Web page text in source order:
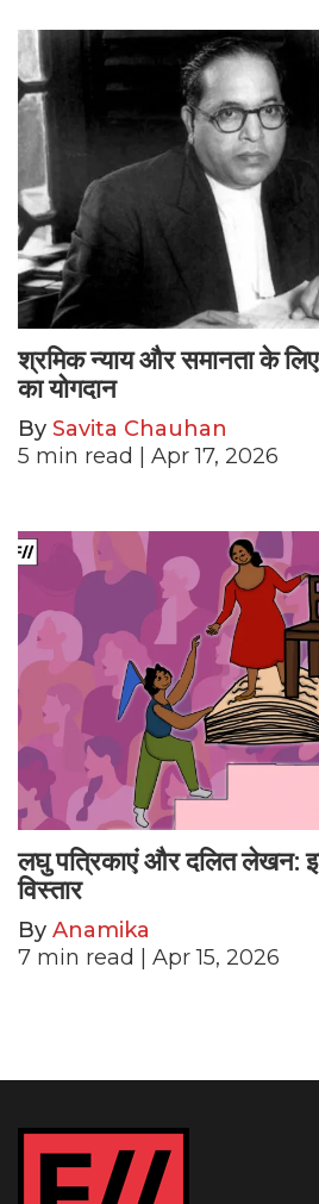
श्रमिक न्याय और समानता के
का योगदान
By Savita Chauhan
5 min read | Apr 17, 2026
लघु पत्रिकाएं और दलित लेखन:
विस्तार
By Anamika
7 min read | Apr 15, 2026